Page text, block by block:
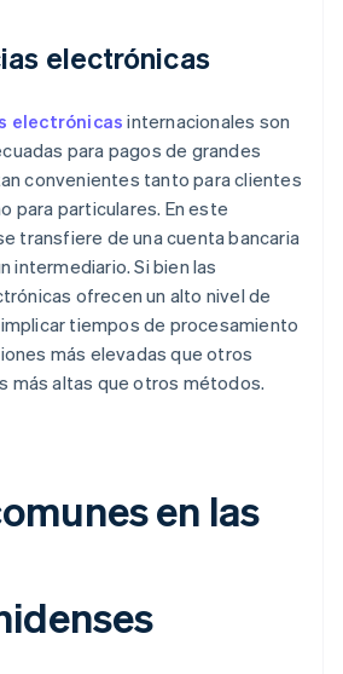
electrónicas
electrónicas internacionales son
para pagos de grandes
convenientes tanto para clientes
para particulares. En este
transfiere de una cuenta bancaria
intermediario. Si bien las
ofrecen un alto nivel de
tiempos de procesamiento
más elevadas que otros
más altas que otros métodos.
en las